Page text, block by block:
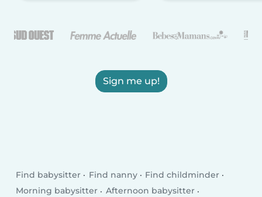
Sign me up!
Find babysitter Find nanny
Find childminder
Morning babysitter
Afternoon babysitter